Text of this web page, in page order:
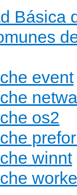
Básica
event
os2
winnt